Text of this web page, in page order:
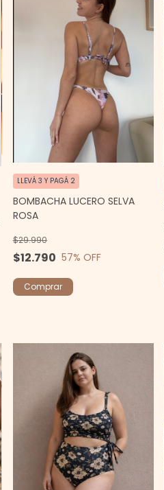
BOMBACHA LUCERO SELVA
ROSA
$12.790
$29.990
57% OFF
LLEVÁ 3 Y PAGÁ 2
Comprar